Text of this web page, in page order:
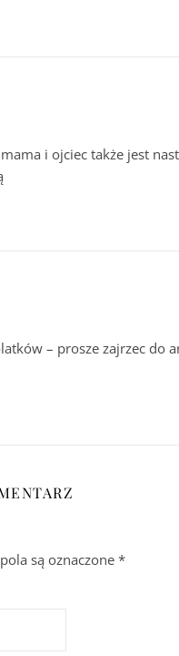
i ojciec także jest
– prosze zajrzec do
są oznaczone *